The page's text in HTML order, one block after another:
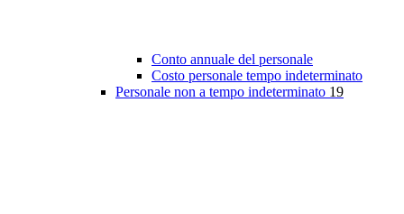
Conto annuale del personale
Costo personale tempo indeterminato
Personale non a tempo indeterminato 19